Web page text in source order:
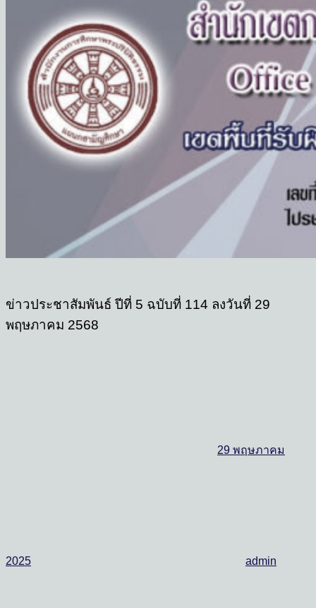
ข่าวประชาสัมพันธ์ ปีที่ 5 ฉบับที่ 114 ลงวันที่ 29
พฤษภาคม 2568
29 พฤษภาคม
2025 admin